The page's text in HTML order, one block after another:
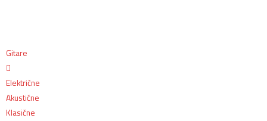
Gitare
Električne
Akustične
Klasične